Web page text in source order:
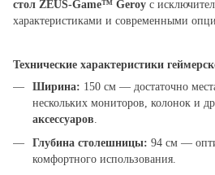
стол ZEUS-Game™ Geroy с
характеристиками и современными
Технические характеристики
Ширина: 150 см — достаточно
нескольких мониторов, колонок и
аксессуаров.
Глубина столешницы: 94 см —
комфортного использования.